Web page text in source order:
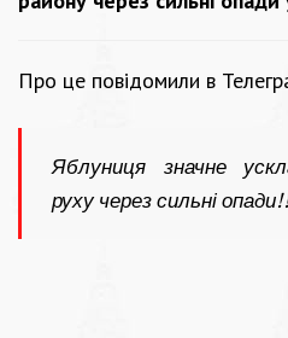
Про це повідомили в
Яблуниця значне
руху через сильні